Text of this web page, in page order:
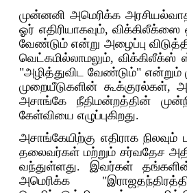
முன்னனி அமெரிக்க
ஓர் எதிரியாகவும்,விக்கிலீக்ஸை
வேண்டும் என்று அழைப்பு
வெட்கமில்லாமலும்,விக்கிலீக்ஸ்
"அழித்துவிட வேண்டும்" என்றும்
முறையீடுகளின் கூக்குரல்கள்,
அசாங்கே
நீதிமன்றத்தின்
கேள்வியை எழுப்புகிறது.
அசாங்கேயிற்கு எதிராக நிலவும்
தலைவர்கள் மற்றும் சர்வதேச
வந்துள்ளது. இவர்கள்
அமெரிக்க
"